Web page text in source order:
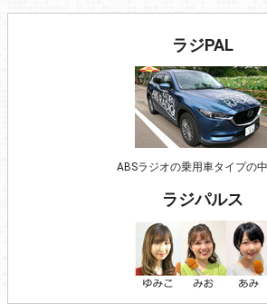
ラジPAL
ABSラジオの乗用車タイプの
ラジパルス